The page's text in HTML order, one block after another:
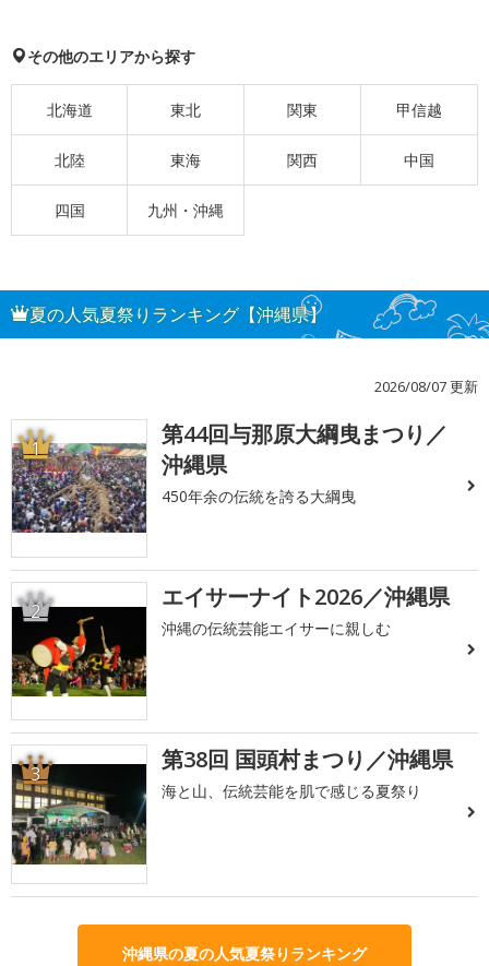
その他のエリアから探す
北海道 東北 関東 甲信越
北陸 東海 関西 中国
四国 九州・沖縄
夏の人気夏祭りランキング【沖縄県】
2026/08/07 更新
1
第44回与那原大綱曳まつり／
沖縄県
450年余の伝統を誇る大綱曳
2 エイサーナイト2026／沖縄県
沖縄の伝統芸能エイサーに親しむ
3 第38回 国頭村まつり／沖縄県
海と山、伝統芸能を肌で感じる夏祭り
沖縄県の夏の人気夏祭りランキング